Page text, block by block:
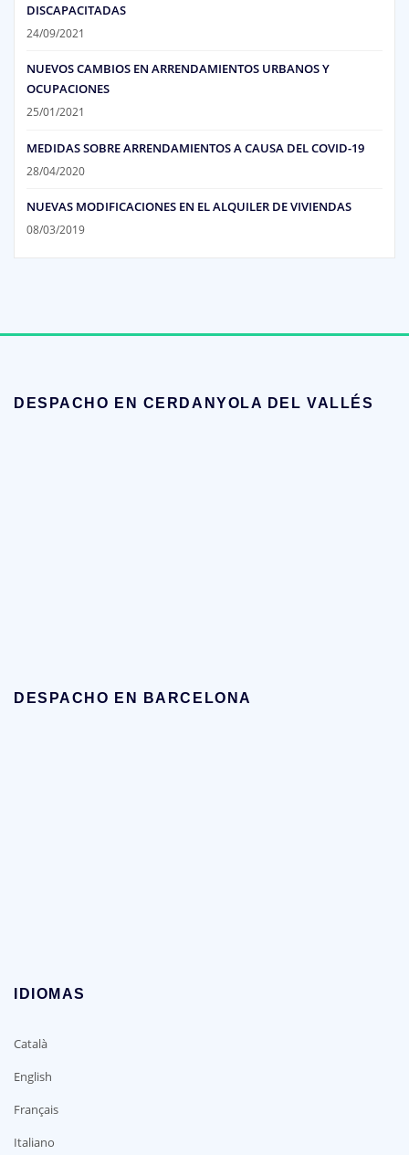
DISCAPACITADAS
24/09/2021
NUEVOS CAMBIOS EN ARRENDAMIENTOS URBANOS Y
OCUPACIONES
25/01/2021
MEDIDAS SOBRE ARRENDAMIENTOS A CAUSA DEL COVID-19
28/04/2020
NUEVAS MODIFICACIONES EN EL ALQUILER DE VIVIENDAS
08/03/2019
DESPACHO EN CERDANYOLA DEL VALLÉS
DESPACHO EN BARCELONA
IDIOMAS
Català
English
Français
Italiano